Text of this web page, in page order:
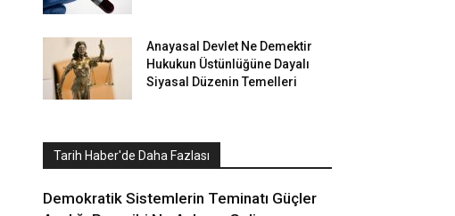
Anayasal Devlet Ne Demektir
Hukukun Üstünlüğüne Dayalı
Siyasal Düzenin Temelleri
Tarih Haber'de Daha Fazlası
Demokratik Sistemlerin Teminatı Güçler